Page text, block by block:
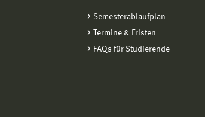
Semesterablaufplan
Termine & Fristen
FAQs für Studierende